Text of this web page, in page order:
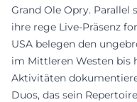
Grand Ole Opry. Parallel
ihre rege Live-Präsenz
USA belegen den
im Mittleren Westen bis
Aktivitäten
Duos, das sein